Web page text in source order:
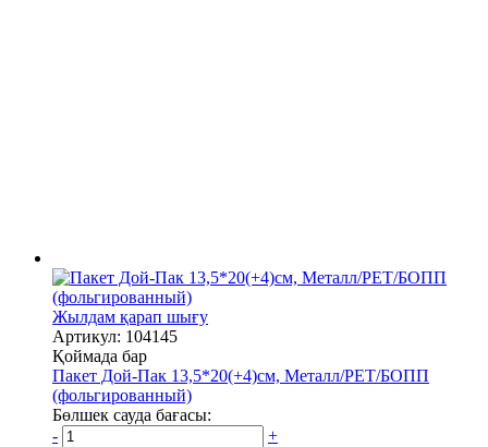
Жылдам қарап шығу
Артикул: 104145
Қоймада бар
Пакет Дой-Пак 13,5*20(+4)см, Металл/PET/БОПП
(фольгированный)
Бөлшек сауда бағасы:
-
+